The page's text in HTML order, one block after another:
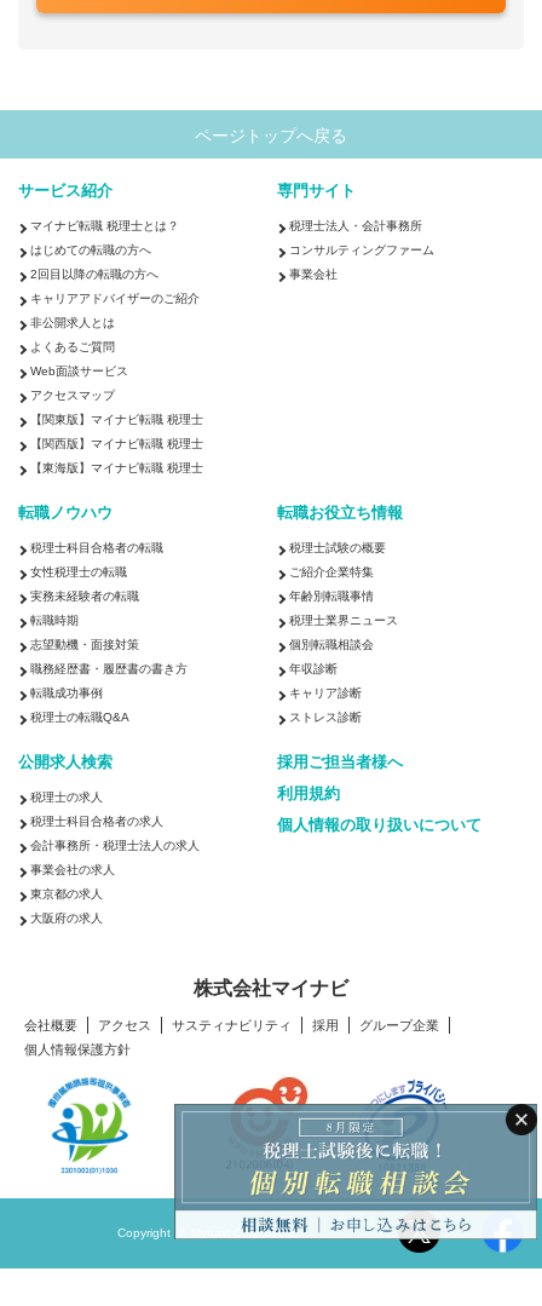
ページトップへ戻る
サービス紹介
マイナビ転職 税理士とは？
はじめての転職の方へ
2回目以降の転職の方へ
キャリアアドバイザーのご紹介
非公開求人とは
よくあるご質問
Web面談サービス
アクセスマップ
【関東版】マイナビ転職 税理士
【関西版】マイナビ転職 税理士
【東海版】マイナビ転職 税理士
専門サイト
税理士法人・会計事務所
コンサルティングファーム
事業会社
転職ノウハウ
税理士科目合格者の転職
女性税理士の転職
実務未経験者の転職
転職時期
志望動機・面接対策
職務経歴書・履歴書の書き方
転職成功事例
税理士の転職Q&A
転職お役立ち情報
税理士試験の概要
ご紹介企業特集
年齢別転職事情
税理士業界ニュース
個別転職相談会
年収診断
キャリア診断
ストレス診断
公開求人検索
税理士の求人
税理士科目合格者の求人
会計事務所・税理士法人の求人
事業会社の求人
東京都の求人
大阪府の求人
採用ご担当者様へ
利用規約
個人情報の取り扱いについて
株式会社マイナビ
会社概要 アクセス サスティナビリティ 採用
グループ企業
個人情報保護方針
Copyright © Mynavi Corporation